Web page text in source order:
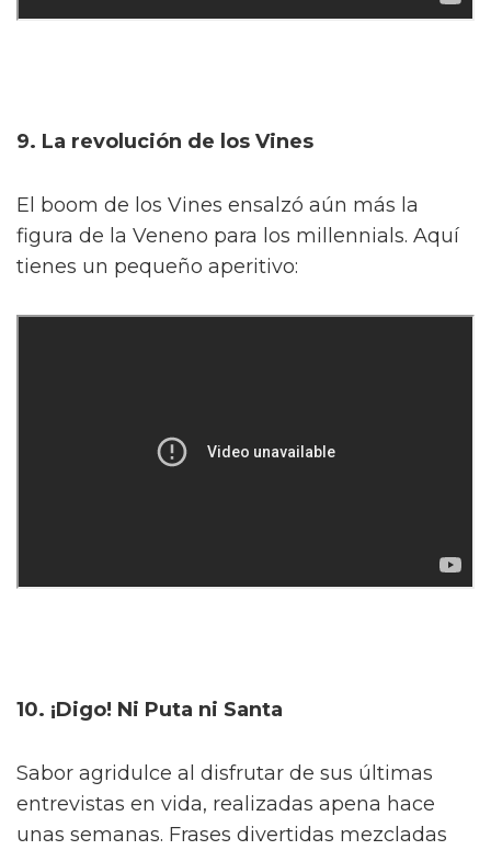
9. La revolución de los Vines
El boom de los Vines ensalzó aún más la
figura de la Veneno para los millennials. Aquí
tienes un pequeño aperitivo:
10. ¡Digo! Ni Puta ni Santa
Sabor agridulce al disfrutar de sus últimas
entrevistas en vida, realizadas apena hace
unas semanas. Frases divertidas mezcladas